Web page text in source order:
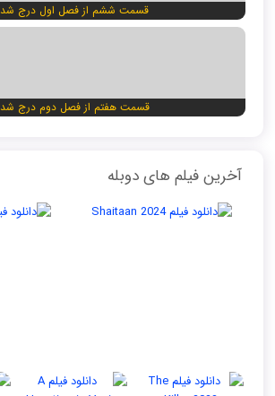
قسمت ششم از فصل اول درج شد
قسمت هفتم از فصل دوم درج شد
آخرین فیلم های دوبله